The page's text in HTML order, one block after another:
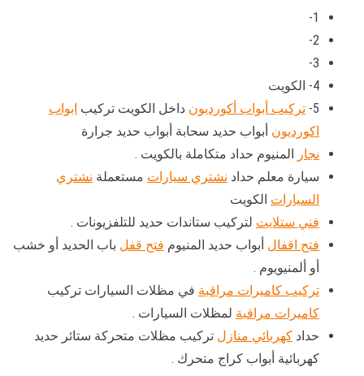
1-
2-
3-
4- الكويت
5- تركيب أبواب أكورديون داخل الكويت تركيب ابواب
اكورديون أبواب حديد سحابة أبواب حديد جرارة
نجار المنيوم حداد متكاملة بالكويت .
سيارة معلم حداد نشتري سيارات مستعملة نشتري
السيارات الكويت
فني ستلايت لتركيب ستاندات حديد للتلفزيونات .
فتح اقفال أبواب حديد المنيوم فتح قفل باب الحديد أو خشب
أو ألمنيويوم .
تركيب كاميرات مراقبة في مظلات السيارات تركيب
كاميرات مراقبة لمظلات السيارات .
حداد كهربائي منازل تركيب مظلات متحركة ستائر حديد
كهربائية أبواب كراج متحرك .